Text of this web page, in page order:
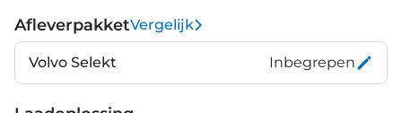
AfleverpakketVergelijk
Volvo Selekt Inbegrepen